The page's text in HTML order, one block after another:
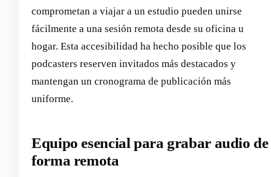
comprometan a viajar a un estudio pueden unirse
fácilmente a una sesión remota desde su oficina u
hogar. Esta accesibilidad ha hecho posible que los
podcasters reserven invitados más destacados y
mantengan un cronograma de publicación más
uniforme.
Equipo esencial para grabar audio de
forma remota